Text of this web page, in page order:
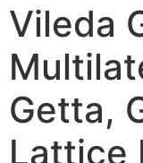
Vileda
Getta,
Lattice